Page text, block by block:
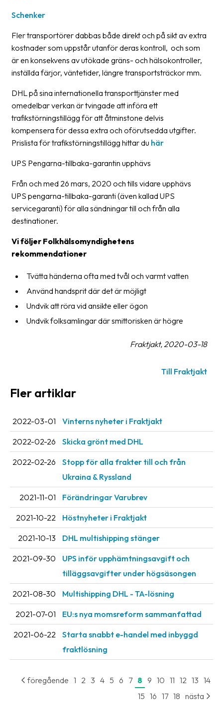
Integritet
Förbjudet
och
farligt
innehåll
Schenker
Fler transportörer dabbas både direkt och på sikt av extra
kostnader som uppstår utanför deras kontroll, och som
är en konsekvens av utökade gräns- och hälsokontroller,
inställda färjor, väntetider, längre transportsträckor mm.
DHL på sina internationella transporttjänster med
omedelbar verkan är tvingade att införa ett
trafikstörningstillägg för att åtminstone delvis
kompensera för dessa extra och oförutsedda utgifter.
Prislista för trafikstörningstillägg hittar du här
UPS Pengarna-tillbaka-garantin upphävs
Från och med 26 mars, 2020 och tills vidare upphävs
UPS pengarna-tillbaka-garanti (även kallad UPS
servicegaranti) för alla sändningar till och från alla
destinationer.
Vi följer Folkhälsomyndighetens
rekommendationer
Tvätta händerna ofta med tvål och varmt vatten
Använd handsprit där det är möjligt
Undvik att röra vid ansikte eller ögon
Undvik folksamlingar där smittorisken är högre
Fraktjakt, 2020-03-18
Till Fraktjakt
Fler artiklar
2022-03-01 Vinterns nyheter i Fraktjakt
2022-02-26 Skicka grönt med DHL
2022-02-26
Stopp för alla frakter till och från
Ukraina & Ryssland
2021-11-01 Förändringar Varubrev
2021-10-22 Höstnyheter i Fraktjakt
2021-10-13 DHL multishipping stänger
2021-09-30
UPS inför upphämtningsavgift och
tilläggsavgifter under högsäsongen
2021-08-30 Multishipping DHL - TA-lösning
2021-07-01 EU:s nya momsreform sammanfattad
2021-06-22
Starta snabbt e-handel med inbyggd
fraktlösning
föregående 1 2 3 4 5 6 7 8 9 10 11 12 13 14
15 16 17 18 nästa